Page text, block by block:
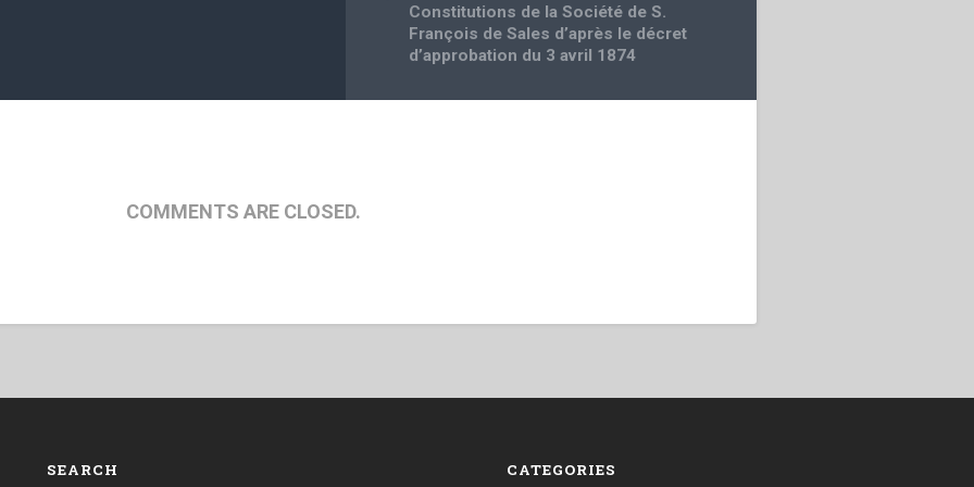
Constitutions de la Société de S.
François de Sales d’après le décret
d’approbation du 3 avril 1874
COMMENTS ARE CLOSED.
SEARCH CATEGORIES